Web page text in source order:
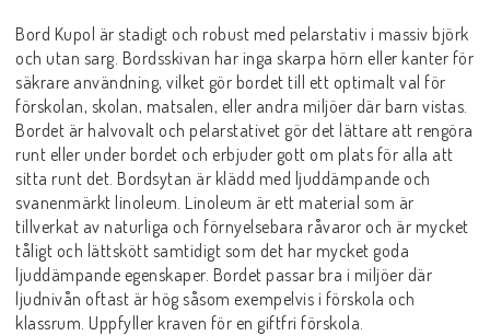
Lägg till i favoritlistan
Bord Kupol är stadigt och robust med pelarstativ i massiv björk
och utan sarg. Bordsskivan har inga skarpa hörn eller kanter för
säkrare användning, vilket gör bordet till ett optimalt val för
förskolan, skolan, matsalen, eller andra miljöer där barn vistas.
Bordet är halvovalt och pelarstativet gör det lättare att rengöra
runt eller under bordet och erbjuder gott om plats för alla att
sitta runt det. Bordsytan är klädd med ljuddämpande och
svanenmärkt linoleum. Linoleum är ett material som är
tillverkat av naturliga och förnyelsebara råvaror och är mycket
tåligt och lättskött samtidigt som det har mycket goda
ljuddämpande egenskaper. Bordet passar bra i miljöer där
ljudnivån oftast är hög såsom exempelvis i förskola och
klassrum. Uppfyller kraven för en giftfri förskola.